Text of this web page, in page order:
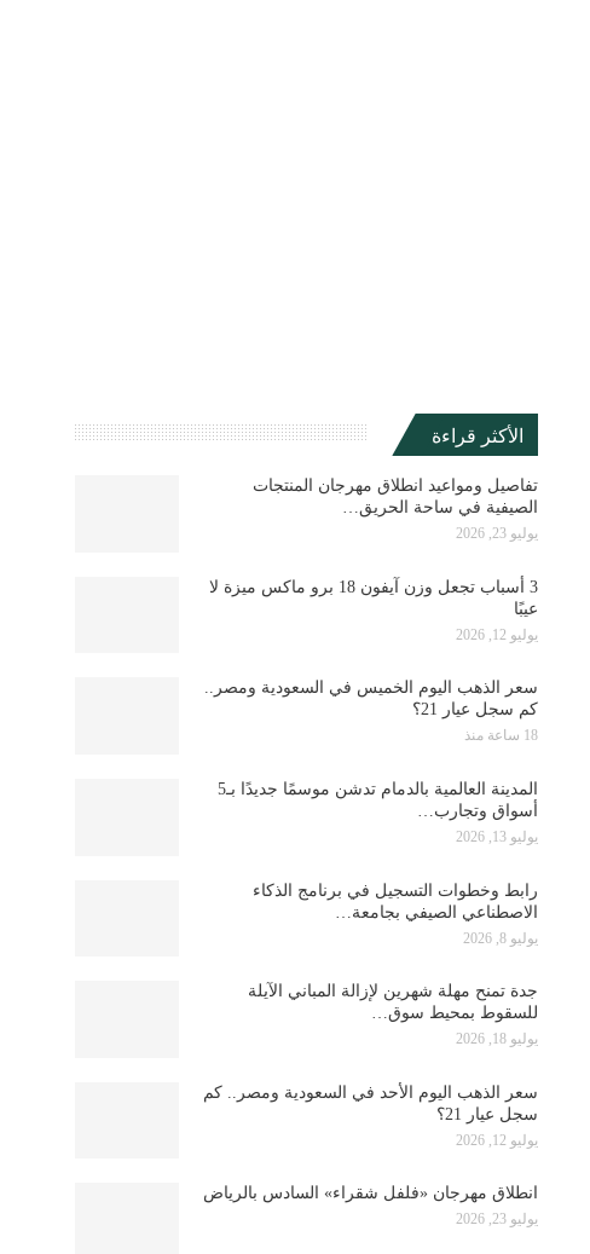
الأكثر قراءة
تفاصيل ومواعيد انطلاق مهرجان المنتجات
الصيفية في ساحة الحريق…
يوليو 23, 2026
3 أسباب تجعل وزن آيفون 18 برو ماكس ميزة لا
عيبًا
يوليو 12, 2026
سعر الذهب اليوم الخميس في السعودية ومصر..
كم سجل عيار 21؟
18 ساعة منذ
المدينة العالمية بالدمام تدشن موسمًا جديدًا بـ5
أسواق وتجارب…
يوليو 13, 2026
رابط وخطوات التسجيل في برنامج الذكاء
الاصطناعي الصيفي بجامعة…
يوليو 8, 2026
جدة تمنح مهلة شهرين لإزالة المباني الآيلة
للسقوط بمحيط سوق…
يوليو 18, 2026
سعر الذهب اليوم الأحد في السعودية ومصر.. كم
سجل عيار 21؟
يوليو 12, 2026
انطلاق مهرجان «فلفل شقراء» السادس بالرياض
يوليو 23, 2026